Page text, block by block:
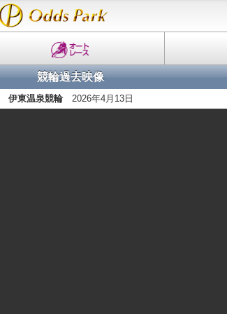
競輪過去映像
伊東温泉競輪 2026年4月13日